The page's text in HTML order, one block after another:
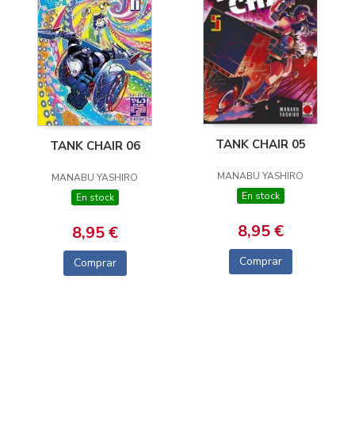
TANK CHAIR 06
MANABU YASHIRO
En stock
8,95 €
Comprar
TANK CHAIR 05
MANABU YASHIRO
En stock
8,95 €
Comprar